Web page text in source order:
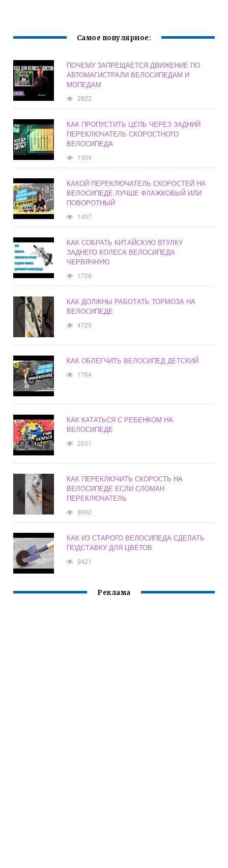
Самое популярное:
ПОЧЕМУ ЗАПРЕЩАЕТСЯ ДВИЖЕНИЕ ПО
АВТОМАГИСТРАЛИ ВЕЛОСИПЕДАМ И
МОПЕДАМ
2822
КАК ПРОПУСТИТЬ ЦЕПЬ ЧЕРЕЗ ЗАДНИЙ
ПЕРЕКЛЮЧАТЕЛЬ СКОРОСТНОГО
ВЕЛОСИПЕДА
1304
КАКОЙ ПЕРЕКЛЮЧАТЕЛЬ СКОРОСТЕЙ НА
ВЕЛОСИПЕДЕ ЛУЧШЕ ФЛАЖКОВЫЙ ИЛИ
ПОВОРОТНЫЙ
1407
КАК СОБРАТЬ КИТАЙСКУЮ ВТУЛКУ
ЗАДНЕГО КОЛЕСА ВЕЛОСИПЕДА
ЧЕРВЯЧНУЮ
1728
КАК ДОЛЖНЫ РАБОТАТЬ ТОРМОЗА НА
ВЕЛОСИПЕДЕ
4725
КАК ОБЛЕГЧИТЬ ВЕЛОСИПЕД ДЕТСКИЙ
1764
КАК КАТАТЬСЯ С РЕБЕНКОМ НА
ВЕЛОСИПЕДЕ
2501
КАК ПЕРЕКЛЮЧИТЬ СКОРОСТЬ НА
ВЕЛОСИПЕДЕ ЕСЛИ СЛОМАН
ПЕРЕКЛЮЧАТЕЛЬ
8992
КАК ИЗ СТАРОГО ВЕЛОСИПЕДА СДЕЛАТЬ
ПОДСТАВКУ ДЛЯ ЦВЕТОВ
9421
Реклама